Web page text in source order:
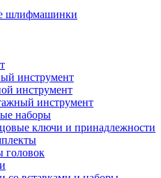
шлифмашинки
инструмент
инструмент
инструмент
наборы
ключи и принадлежности
головок